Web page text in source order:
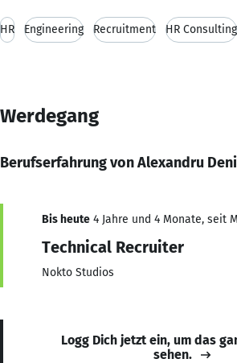
HR Engineering Recruitment HR Consulting
Werdegang
Berufserfahrung von Alexandru
Bis heute 4 Jahre und 4 Monate, seit
Technical Recruiter
Nokto Studios
Logg Dich jetzt ein, um das
sehen.